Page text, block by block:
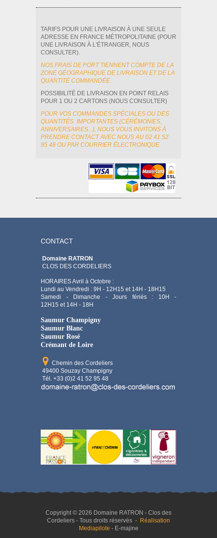
TARIFS POUR UNE LIVRAISON À UNE SEULE
ADRESSE EN FRANCE MÉTROPOLITAINE (POUR
UNE LIVRAISON À L'ÉTRANGER, NOUS
CONSULTER).
NOS FRAIS DE PORT TIENNENT COMPTE DE LA
ZONE GÉOGRAPHIQUE DE LIVRAISON ET DE LA
QUANTITÉ COMMANDÉE.
POSSIBILITÉ DE LIVRAISON EN POINT RELAIS
POUR 1 OU 2 CARTONS (NOUS CONSULTER)
POUR VOS COMMANDES SPÉCIALES OU DES
QUANTITÉS IMPORTANTES (CÉRÉMONIES,
ANNIVERSAIRES...), NOUS VOUS INVITONS À
PRENDRE CONTACT AVEC NOUS AU 02 41 52
95 48 OU PAR COURRIER ÉLECTRONIQUE.
CONTACT
Domaine RATRON
CLOS DES CORDELIERS
HORAIRES Avril à Octobre :
Lundi au Vendredi : 9H - 12H15 et 14H - 18H15
Samedi - Dimanche - Jours fériés : 10H -
12H15 et 14H - 18H
Saumur Champigny
Saumur Blanc
Saumur Rosé
Crémant de Loire
Chemin des Cordeliers
49400 Souzay Champigny
Tél. +33 (0)2 41 52 95 48
Copyright © 2026 Domaine RATRON - Clos des
Cordeliers - Tous droits réservés - Réalisation
Mediapilote - E-majine